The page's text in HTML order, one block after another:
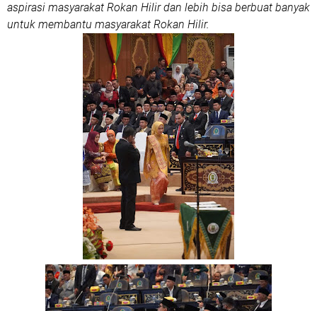
aspirasi masyarakat Rokan Hilir dan lebih bisa berbuat banyak
untuk membantu masyarakat Rokan Hilir.